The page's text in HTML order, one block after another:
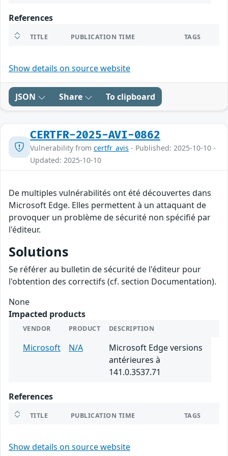
References
TITLE PUBLICATION TIME TAGS
Show details on source website
JSON Share To clipboard
CERTFR-2025-AVI-0862
Vulnerability from certfr_avis - Published: 2025-10-10 -
Updated: 2025-10-10
De multiples vulnérabilités ont été découvertes dans
Microsoft Edge. Elles permettent à un attaquant de
provoquer un problème de sécurité non spécifié par
l'éditeur.
Solutions
Se référer au bulletin de sécurité de l'éditeur pour
l'obtention des correctifs (cf. section Documentation).
None
Impacted products
VENDOR PRODUCT DESCRIPTION
Microsoft N/A
Microsoft Edge versions
antérieures à
141.0.3537.71
References
TITLE PUBLICATION TIME TAGS
Show details on source website